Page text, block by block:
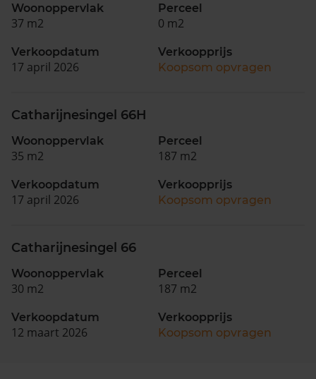
Woonoppervlak
37 m2
Perceel
0 m2
Verkoopdatum
17 april 2026
Verkoopprijs
Koopsom opvragen
Catharijnesingel 66H
Woonoppervlak
35 m2
Perceel
187 m2
Verkoopdatum
17 april 2026
Verkoopprijs
Koopsom opvragen
Catharijnesingel 66
Woonoppervlak
30 m2
Perceel
187 m2
Verkoopdatum
12 maart 2026
Verkoopprijs
Koopsom opvragen